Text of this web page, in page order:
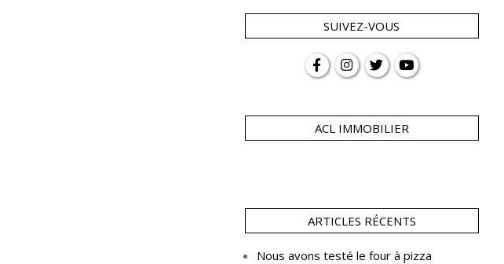
SUIVEZ-VOUS
ACL IMMOBILIER
ARTICLES RÉCENTS
Nous avons testé le four à pizza